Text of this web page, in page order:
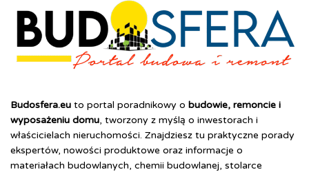
Budosfera.eu to portal poradnikowy o budowie, remoncie i
wyposażeniu domu, tworzony z myślą o inwestorach i
właścicielach nieruchomości. Znajdziesz tu praktyczne porady
ekspertów, nowości produktowe oraz informacje o
materiałach budowlanych, chemii budowlanej, stolarce